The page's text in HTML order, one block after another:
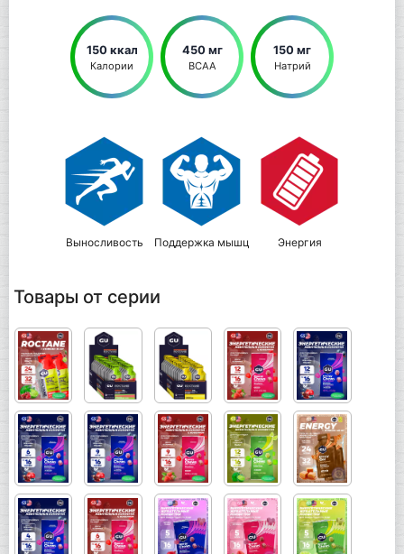
150 ккал
Калории
450 мг
BCAA
150 мг
Натрий
Выносливость Поддержка мышц Энергия
Товары от серии